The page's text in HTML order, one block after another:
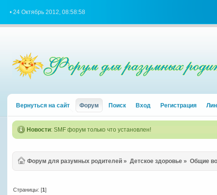
• 24 Октябрь 2012, 08:58:58
Вернуться на сайт Форум Поиск Вход Регистрация
Новости: SMF форум только что установлен!
Форум для разумных родителей » Детское здоровье » Общие
Страницы: [1]